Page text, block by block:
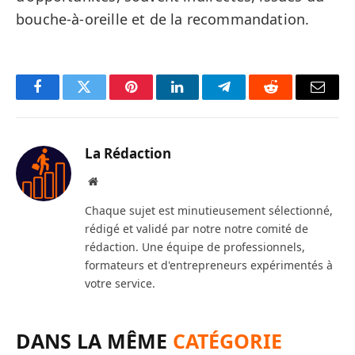
bouche-à-oreille et de la recommandation.
FacebookTwitter PinterestLinkedInTelegramReddit Email
La Rédaction
Site
Chaque sujet est minutieusement sélectionné,
rédigé et validé par notre notre comité de
rédaction. Une équipe de professionnels,
formateurs et d'entrepreneurs expérimentés à
votre service.
DANS LA MÊME CATÉGORIE